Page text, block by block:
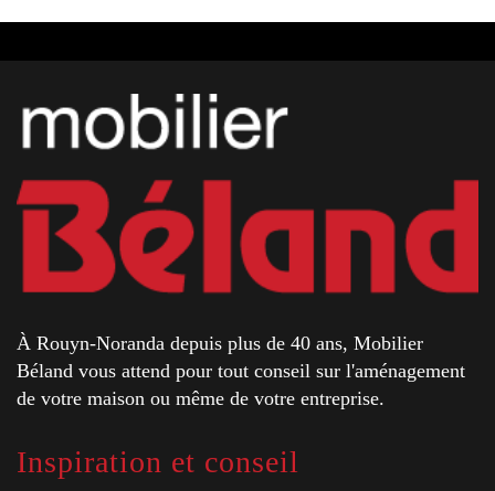
À Rouyn-Noranda depuis plus de 40 ans, Mobilier
Béland vous attend pour tout conseil sur l'aménagement
de votre maison ou même de votre entreprise.
Inspiration et conseil